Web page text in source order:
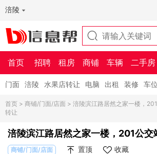
涪陵
首页 招聘 租房 商铺 车辆 二手房
门面 涪陵 水果店转让 电脑 出租 装修 车位
首页 > 商铺/门面/店面 > 涪陵滨江路居然之家一楼，
转让
涪陵滨江路居然之家一楼，201公交
利店转让
商铺/门面/店面 置顶 收藏